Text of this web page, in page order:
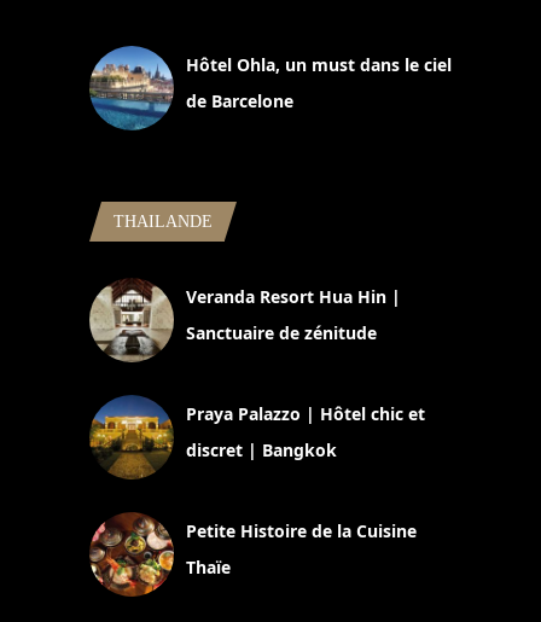
Hôtel Ohla, un must dans le ciel
de Barcelone
THAILANDE
Veranda Resort Hua Hin |
Sanctuaire de zénitude
Praya Palazzo | Hôtel chic et
discret | Bangkok
Petite Histoire de la Cuisine
Thaïe